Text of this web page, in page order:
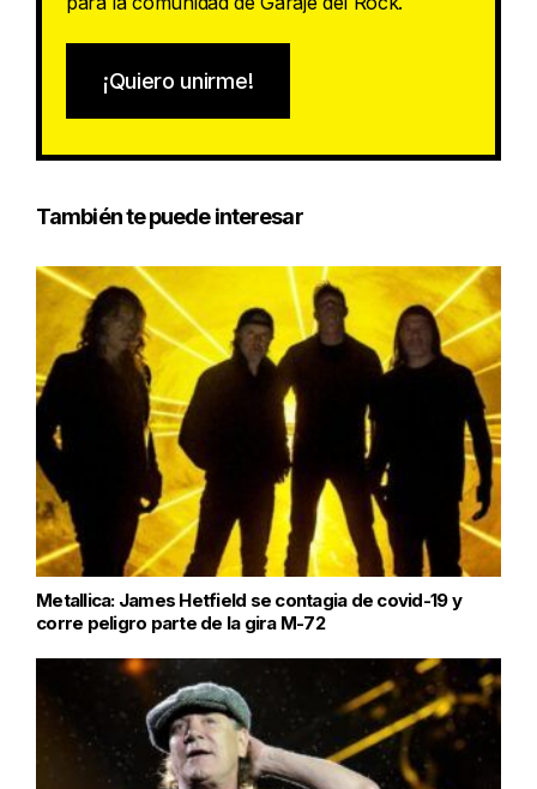
¡Quiero unirme!
También te puede interesar
Metallica: James Hetfield se contagia de covid-19 y
corre peligro parte de la gira M-72